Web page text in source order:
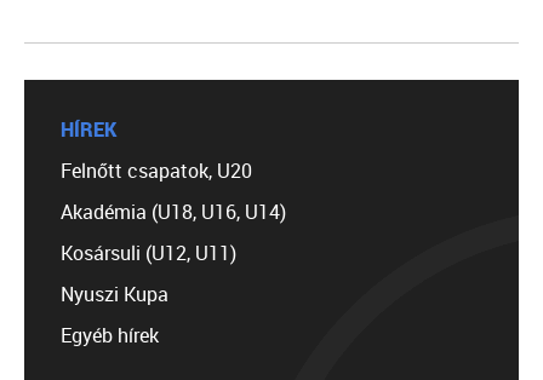
HÍREK
Felnőtt csapatok, U20
Akadémia (U18, U16, U14)
Kosársuli (U12, U11)
Nyuszi Kupa
Egyéb hírek